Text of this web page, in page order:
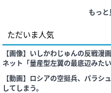
もっ
ただいま人気
【画像】いしかわじゅんの反戦漫
ネット「量産型左翼の最底辺みた
ト陰謀妄想漫画しか描けなくなって
【動画】ロシアの空挺兵、パラシ
してしまう。